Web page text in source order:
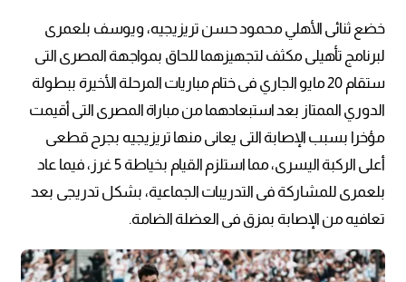
خضع ثنائى الأهلي محمود حسن تريزيجيه، ويوسف بلعمرى
لبرنامج تأهيلى مكثف لتجهيزهما للحاق بمواجهة المصرى التى
ستقام 20 مايو الجاري فى ختام مباريات المرحلة الأخيرة ببطولة
الدوري الممتاز بعد استبعادهما من مباراة المصرى التى أقيمت
مؤخرا بسبب الإصابة التى يعانى منها تريزيجيه بجرح قطعى
أعلى الركبة اليسرى، مما استلزم القيام بخياطة 5 غرز، فيما عاد
بلعمرى للمشاركة فى التدريبات الجماعية، بشكل تدريجى بعد
تعافيه من الإصابة بمزق فى العضلة الضامة.